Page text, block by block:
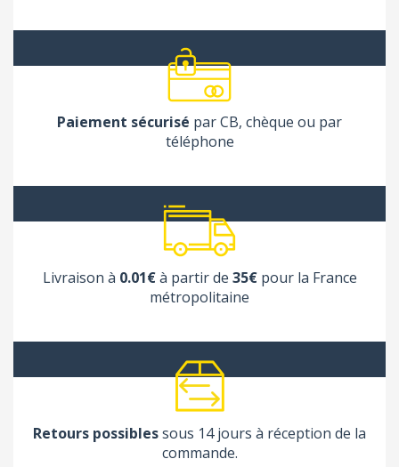
Paiement sécurisé par CB, chèque ou par
téléphone
Livraison à 0.01€à partir de 35€pour la France
métropolitaine
Retours possiblessous 14 jours à réception de la
commande.